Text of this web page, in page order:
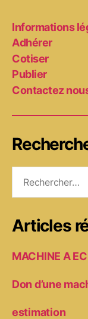
Informations
Adhérer
Cotiser
Publier
Contactez
Articles
MACHINE A
Don d’une
estimation